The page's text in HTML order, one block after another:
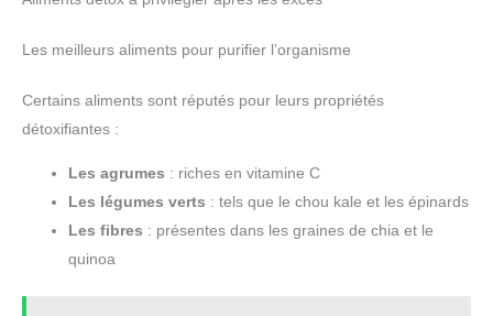
Les meilleurs aliments pour purifier l’organisme
Certains aliments sont réputés pour leurs propriétés
détoxifiantes :
Les agrumes : riches en vitamine C
Les légumes verts : tels que le chou kale et les épinards
Les fibres : présentes dans les graines de chia et le
quinoa